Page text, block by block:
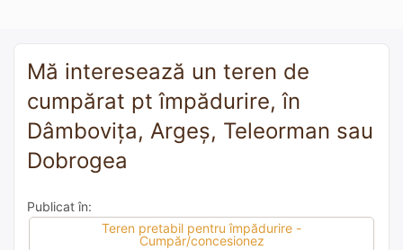
Mă interesează un teren de
cumpărat pt împădurire, în
Dâmbovița, Argeș, Teleorman sau
Dobrogea
Publicat în:
Teren pretabil pentru împădurire -
Cumpăr/concesionez